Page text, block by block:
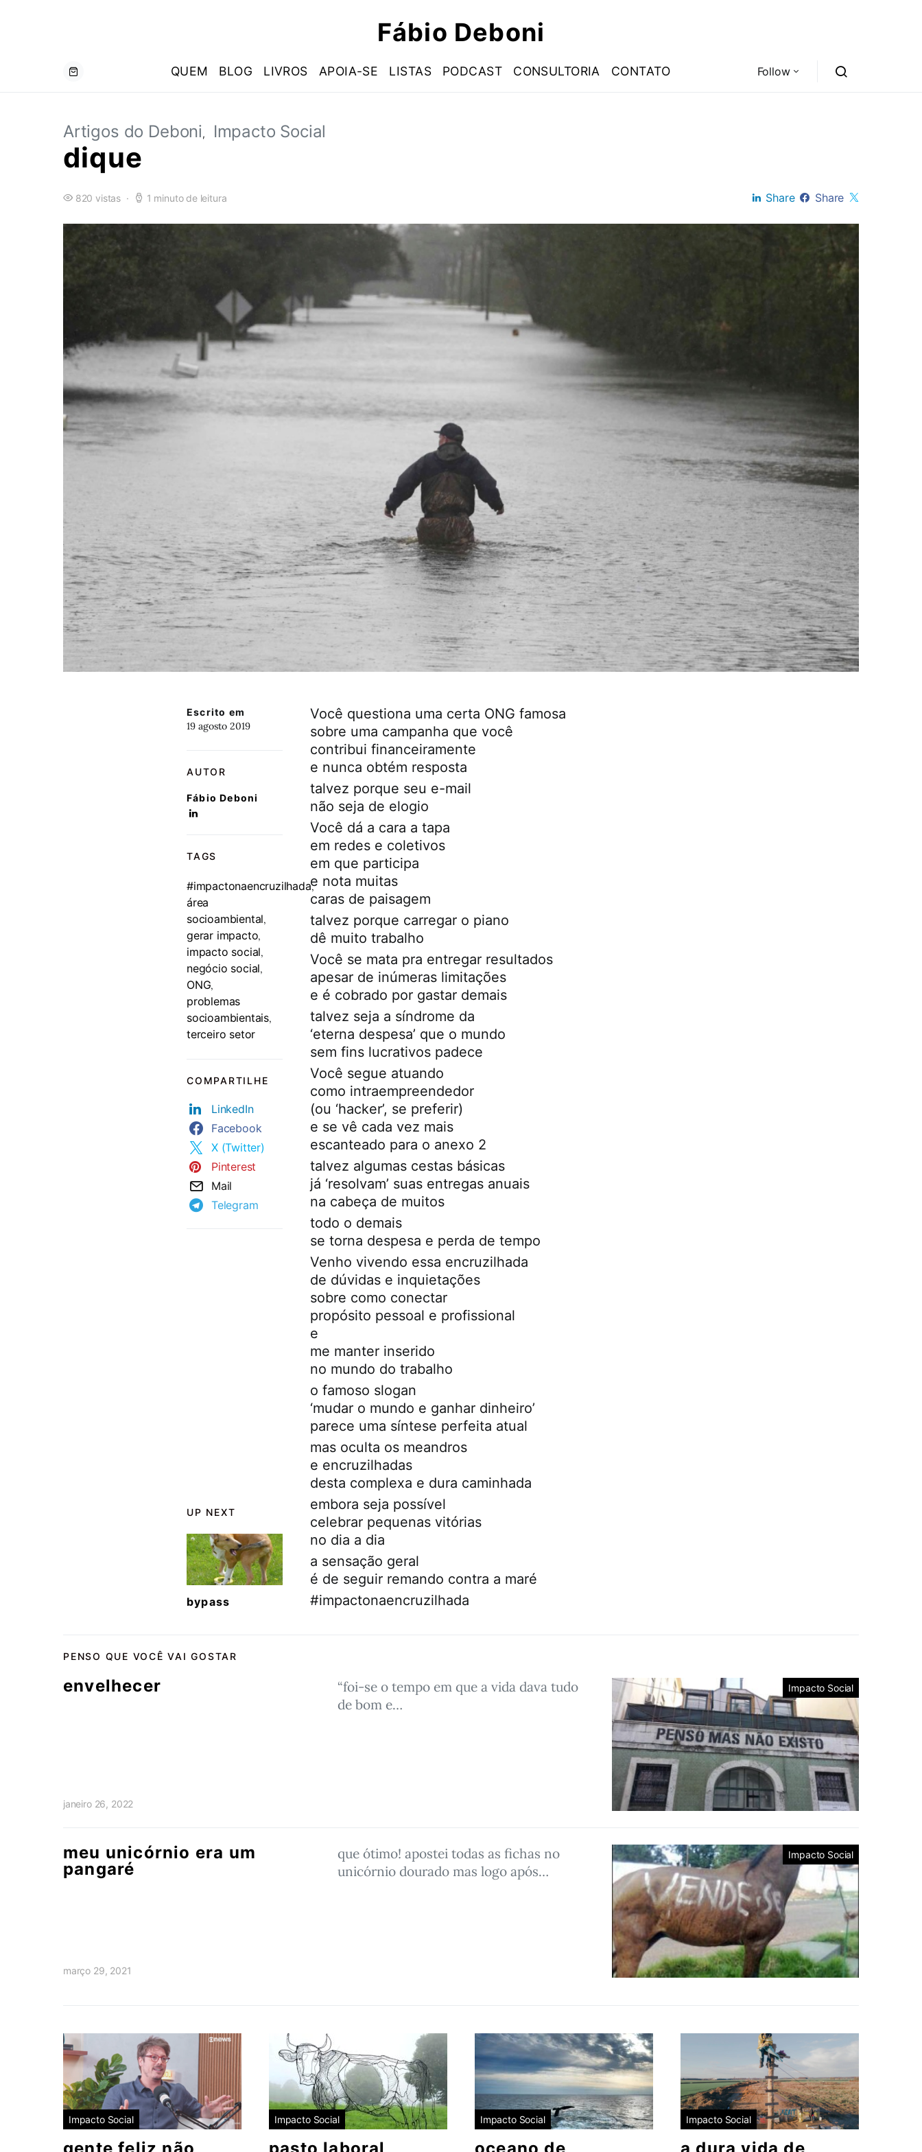
Fábio Deboni
QUEM BLOG LIVROS APOIA-SE LISTAS PODCAST CONSULTORIA CONTATO Follow
Artigos do Deboni Impacto Social
dique
820 vistas 1 minuto de leitura Share Share
UP NEXT
bypass
Escrito em
19 agosto 2019
AUTOR
Fábio Deboni
TAGS
#impactonaencruzilhada,
área
socioambiental,
gerar impacto,
impacto social,
negócio social,
ONG,
problemas
socioambientais,
terceiro setor
COMPARTILHE
LinkedIn
Facebook
X (Twitter)
Pinterest
Mail
Telegram
Você questiona uma certa ONG famosa
sobre uma campanha que você
contribui financeiramente
e nunca obtém resposta
talvez porque seu e-mail
não seja de elogio
Você dá a cara a tapa
em redes e coletivos
em que participa
e nota muitas
caras de paisagem
talvez porque carregar o piano
dê muito trabalho
Você se mata pra entregar resultados
apesar de inúmeras limitações
e é cobrado por gastar demais
talvez seja a síndrome da
‘eterna despesa’ que o mundo
sem fins lucrativos padece
Você segue atuando
como intraempreendedor
(ou ‘hacker’, se preferir)
e se vê cada vez mais
escanteado para o anexo 2
talvez algumas cestas básicas
já ‘resolvam’ suas entregas anuais
na cabeça de muitos
todo o demais
se torna despesa e perda de tempo
Venho vivendo essa encruzilhada
de dúvidas e inquietações
sobre como conectar
propósito pessoal e profissional
e
me manter inserido
no mundo do trabalho
o famoso slogan
‘mudar o mundo e ganhar dinheiro’
parece uma síntese perfeita atual
mas oculta os meandros
e encruzilhadas
desta complexa e dura caminhada
embora seja possível
celebrar pequenas vitórias
no dia a dia
a sensação geral
é de seguir remando contra a maré
#impactonaencruzilhada
PENSO QUE VOCÊ VAI GOSTAR
Impacto Social
envelhecer
“foi-se o tempo em que a vida dava tudo
de bom e…
janeiro 26, 2022
Impacto Social
meu unicórnio era um
pangaré
que ótimo! apostei todas as fichas no
unicórnio dourado mas logo após…
março 29, 2021
Impacto Social
gente feliz não
Impacto Social
pasto laboral
Impacto Social
oceano de
Impacto Social
a dura vida de